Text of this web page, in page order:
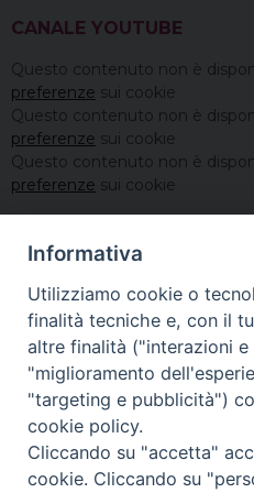
CANALE YOUTUBE
Questo contenuto non è
preferenze sui cookie
Questo contenuto non è
preferenze sui cookie
Questo contenuto non è
preferenze sui cookie
Informativa
Utilizziamo cookie o
finalità tecniche e, con il
altre finalità ("interazioni
"miglioramento
"targeting e pubblicità")
cookie policy.
Cliccando su "accetta"
cookie. Cliccando su